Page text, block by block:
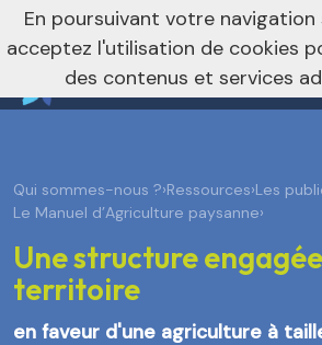
Vers le site régional
nivo_2026: 1
Qui sommes-nous ?›Ressources›Les
Le Manuel d’Agriculture paysanne›
Une structure
territoire
en faveur d'une agriculture à
En poursuivant votre navigation
acceptez l'utilisation de cookies
des contenus et services